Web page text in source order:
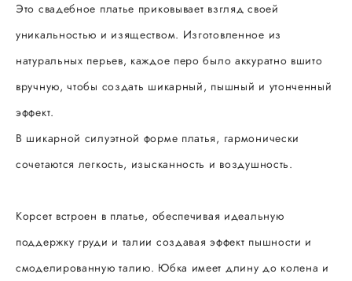
Это свадебное платье приковывает взгляд своей
уникальностью и изяществом. Изготовленное из
натуральных перьев, каждое перо было аккуратно вшито
вручную, чтобы создать шикарный, пышный и утонченный
эффект.
В шикарной силуэтной форме платья, гармонически
сочетаются легкость, изысканность и воздушность.
Корсет встроен в платье, обеспечивая идеальную
поддержку груди и талии создавая эффект пышности и
смоделированную талию. Юбка имеет длину до колена и